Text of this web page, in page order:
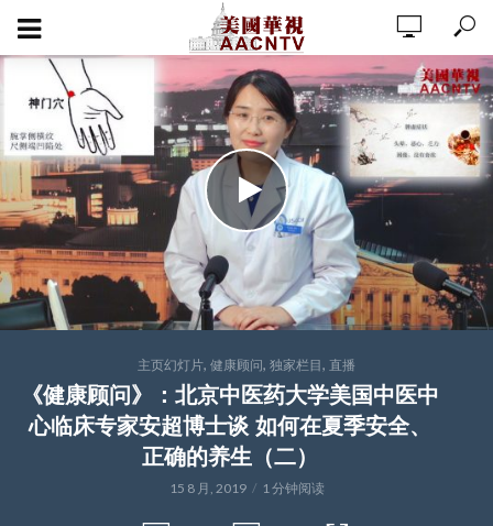
主页幻灯片, 健康顾问, 独家栏目, 直播
《健康顾问》：北京中医药大学美国中医中
心临床专家安超博士谈 如何在夏季安全、
正确的养生（二）
15 8 月, 2019 1 分钟阅读